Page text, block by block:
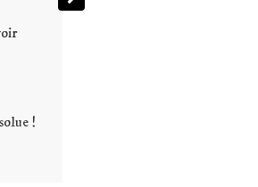
façon holistique, les réseaux sociaux,